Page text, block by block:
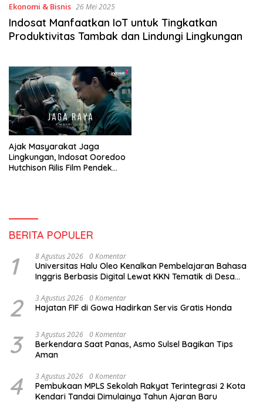
Ekonomi & Bisnis 26 Mei 2025
Indosat Manfaatkan IoT untuk Tingkatkan
Produktivitas Tambak dan Lindungi Lingkungan
Ajak Masyarakat Jaga
Lingkungan, Indosat Ooredoo
Hutchison Rilis Film Pendek
BERITA POPULER
1 8 Agustus 2026 0 Komentar
Universitas Halu Oleo Kenalkan Pembelajaran Bahasa
Inggris Berbasis Digital Lewat KKN Tematik di Desa
2 3 Agustus 2026 0 Komentar
Hajatan FIF di Gowa Hadirkan Servis Gratis Honda
3 3 Agustus 2026 0 Komentar
Berkendara Saat Panas, Asmo Sulsel Bagikan Tips
Aman
4 3 Agustus 2026 0 Komentar
Pembukaan MPLS Sekolah Rakyat Terintegrasi 2 Kota
Kendari Tandai Dimulainya Tahun Ajaran Baru